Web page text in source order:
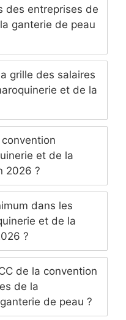
des entreprises de
ganterie de peau
grille des salaires
et de la
et de la
2026 ?
dans les
et de la
?
de la convention
de la
de peau ?